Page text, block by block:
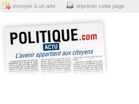
envoyer à un ami imprimer cette page